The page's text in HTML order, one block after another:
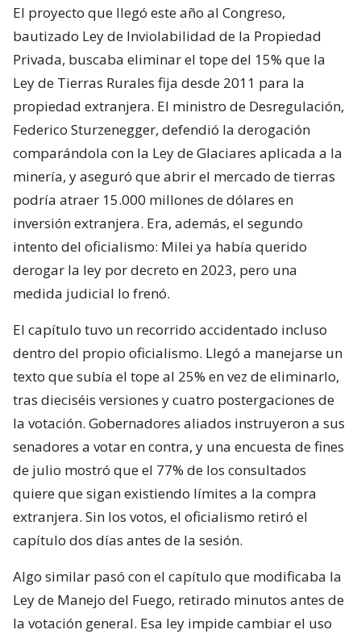
El proyecto que llegó este año al Congreso,
bautizado Ley de Inviolabilidad de la Propiedad
Privada, buscaba eliminar el tope del 15% que la
Ley de Tierras Rurales fija desde 2011 para la
propiedad extranjera. El ministro de Desregulación,
Federico Sturzenegger, defendió la derogación
comparándola con la Ley de Glaciares aplicada a la
minería, y aseguró que abrir el mercado de tierras
podría atraer 15.000 millones de dólares en
inversión extranjera. Era, además, el segundo
intento del oficialismo: Milei ya había querido
derogar la ley por decreto en 2023, pero una
medida judicial lo frenó.
El capítulo tuvo un recorrido accidentado incluso
dentro del propio oficialismo. Llegó a manejarse un
texto que subía el tope al 25% en vez de eliminarlo,
tras dieciséis versiones y cuatro postergaciones de
la votación. Gobernadores aliados instruyeron a sus
senadores a votar en contra, y una encuesta de fines
de julio mostró que el 77% de los consultados
quiere que sigan existiendo límites a la compra
extranjera. Sin los votos, el oficialismo retiró el
capítulo dos días antes de la sesión.
Algo similar pasó con el capítulo que modificaba la
Ley de Manejo del Fuego, retirado minutos antes de
la votación general. Esa ley impide cambiar el uso